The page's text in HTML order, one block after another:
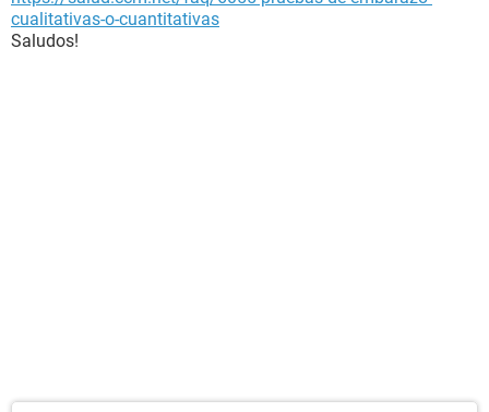
cualitativas-o-cuantitativas
Saludos!